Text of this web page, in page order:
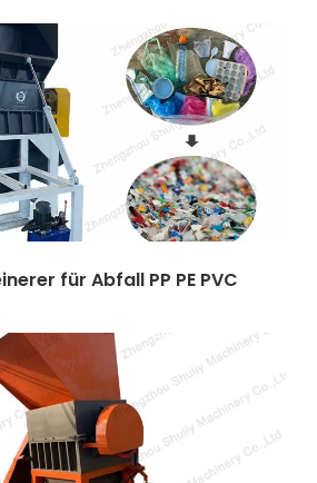
für Abfall PP PE PVC